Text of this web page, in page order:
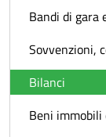
Bandi di gara
Sovvenzioni,
Bilanci
Beni